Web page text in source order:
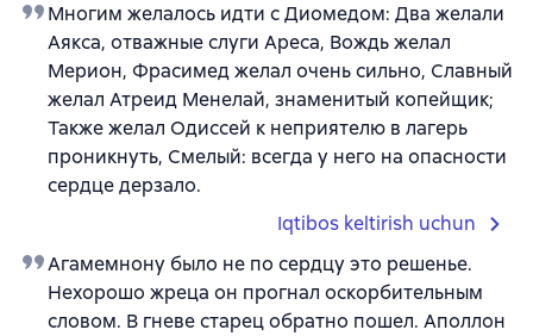
Многим желалось идти с Диомедом: Два желали
Аякса, отважные слуги Ареса, Вождь желал
Мерион, Фрасимед желал очень сильно, Славный
желал Атреид Менелай, знаменитый копейщик;
Также желал Одиссей к неприятелю в лагерь
проникнуть, Смелый: всегда у него на опасности
сердце дерзало.
Iqtibos keltirish uchun
Агамемнону было не по сердцу это решенье.
Нехорошо жреца он прогнал оскорбительным
словом. В гневе старец обратно пошел. Аполлон